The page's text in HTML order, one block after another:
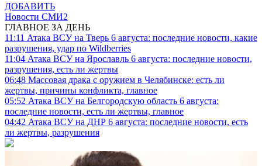
ДОБАВИТЬ
Новости СМИ2
ГЛАВНОЕ ЗА ДЕНЬ
11:11 Атака ВСУ на Тверь 6 августа: последние новости, какие
разрушения, удар по Wildberries
11:04 Атака ВСУ на Ярославль 6 августа: последние новости,
разрушения, есть ли жертвы
06:48 Массовая драка с оружием в Челябинске: есть ли
жертвы, причины конфликта, главное
05:52 Атака ВСУ на Белгородскую область 6 августа:
последние новости, есть ли жертвы, главное
04:42 Атака ВСУ на ДНР 6 августа: последние новости, есть
ли жертвы, разрушения